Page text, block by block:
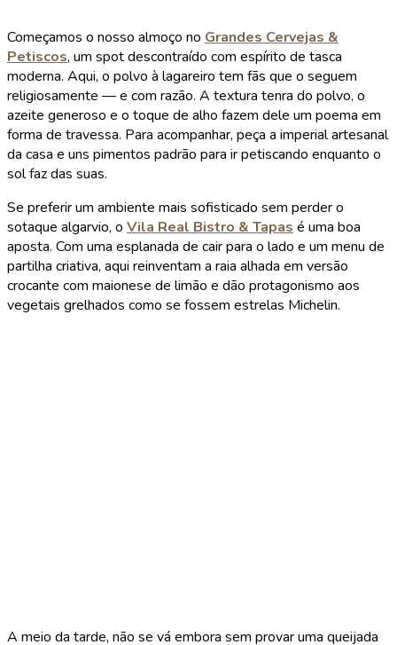
Começamos o nosso almoço no Grandes Cervejas &
Petiscos, um spot descontraído com espírito de tasca
moderna. Aqui, o polvo à lagareiro tem fãs que o seguem
religiosamente — e com razão. A textura tenra do polvo, o
azeite generoso e o toque de alho fazem dele um poema em
forma de travessa. Para acompanhar, peça a imperial artesanal
da casa e uns pimentos padrão para ir petiscando enquanto o
sol faz das suas.
Se preferir um ambiente mais sofisticado sem perder o
sotaque algarvio, o Vila Real Bistro & Tapas é uma boa
aposta. Com uma esplanada de cair para o lado e um menu de
partilha criativa, aqui reinventam a raia alhada em versão
crocante com maionese de limão e dão protagonismo aos
vegetais grelhados como se fossem estrelas Michelin.
A meio da tarde, não se vá embora sem provar uma queijada